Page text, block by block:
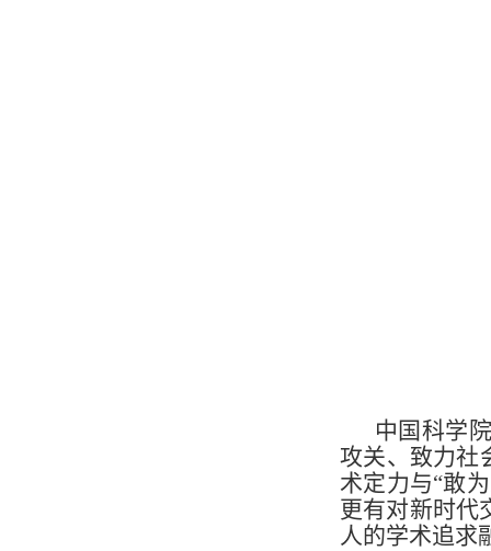
中国科学
攻关、致力社
术定力与“敢
更有对新时代
人的学术追求